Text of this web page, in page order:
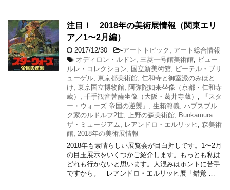
注目！ 2018年の美術展情報（関東エリ
ア／1〜2月編）
2017/12/30 -アートトピック
アート総合情報
オディロン・ルドン
三菱一号館美術館
ビュー
ルレ・コレクション
国立新美術館
ピーテル・ブリ
ューゲル 東京都美術館 仁和寺と御室派のみほと
け 東京国立博物館 阿弥陀如来坐像（京都・仁和寺
蔵）
千手観音菩薩坐像（大阪・葛井寺蔵）
『スタ
ー・ウォーズ 帝国の逆襲』
生賴範義 ハプスブル
ク家のルドルフ2世
上野の森美術館 Bunkamura
ザ・ミュージアム
レアンドロ・エルリッヒ
森美術
館 2018年の美術展情報
2018年も素晴らしい展覧会が目白押しです。1〜2月
の目玉展示をいくつかご紹介します。もっとも私は
どれも行かないと思います。人混みはホントに苦手
ですから。 レアンドロ・エルリッヒ展「錯覚 …